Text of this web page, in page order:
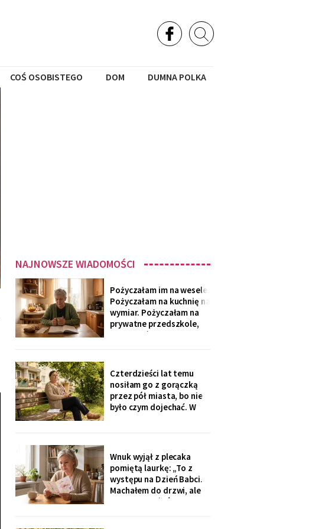
COŚ OSOBISTEGO DOM DUMNA POLKA
NAJNOWSZE WIADOMOŚCI
Pożyczałam im na wesele.
Pożyczałam na kuchnię na
wymiar. Pożyczałam na
prywatne przedszkole,
„bo Kubuś jest wrażliwy".
poprosiłam o pożyczkę -
na okulary progresywne -
i usłyszałam, że „trzeba
było sobie
Czterdzieści lat temu
nosiłam go z gorączką
przez pół miasta, bo nie
było czym dojechać. W
prześwietlenie biodra.
„Mamo, od tego jest
teraz taksówka dla
seniorów, zamów sobie".
Zamówiłam - kierowca
Wnuk wyjął z plecaka
pomiętą laurkę: „To z
występu na Dzień Babci.
Machałem do drzwi, ale
nie przyszłaś". Żadnego